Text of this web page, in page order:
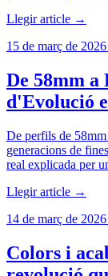
Llegir article →
15 de març de 2026
De 58mm a
d'Evolució
De perfils de 58mm
generacions de
real explicada per
Llegir article →
14 de març de 2026
Colors i